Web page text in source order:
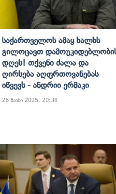
Საქართველოს Ამაყ Ხალხს
Გილოცავთ
Დღეს! Თქვენი Ძალა Და
Ღირსება Აღფრთოვანებას
Იწვევს - Ანდრიი Ერმაკი
26 მაისი 2025, 20:38